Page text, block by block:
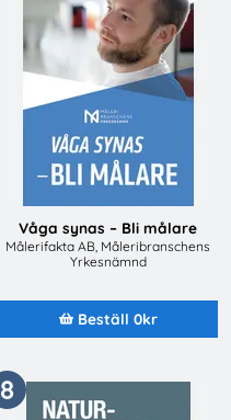
Våga synas – Bli målare
Målerifakta AB, Måleribranschens
Yrkesnämnd
Beställ 0kr
8